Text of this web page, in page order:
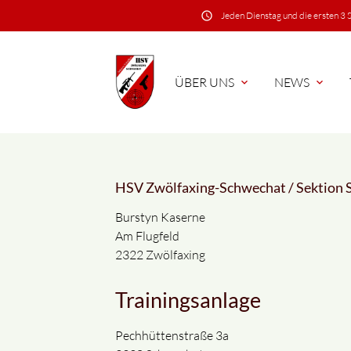
schedule Jeden Dienstag und die ersten
ÜBER UNS expand_more NEWS expand_more
Suchbegriffe
HSV Zwölfaxing-Schwechat / Sektion
Burstyn Kaserne
Am Flugfeld
2322 Zwölfaxing
Trainingsanlage
Pechhüttenstraße 3a